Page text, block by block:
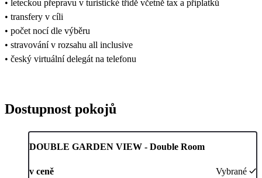
• leteckou přepravu v turistické třídě včetně tax a příplatků
• transfery v cíli
• počet nocí dle výběru
• stravování v rozsahu all inclusive
• český virtuální delegát na telefonu
Dostupnost pokojů
DOUBLE GARDEN VIEW - Double Room
v ceně Vybrané